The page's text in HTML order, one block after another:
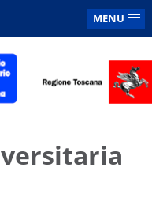
MENU